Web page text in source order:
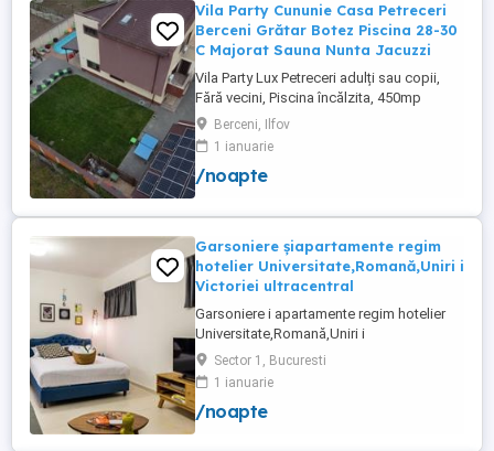
Vila Party Cununie Casa Petreceri
Berceni Grătar Botez Piscina 28-30
C Majorat Sauna Nunta Jacuzzi
Vila Party Lux Petreceri adulți sau copii,
Fără vecini, Piscina încălzita, 450mp
S+P+2E lângă București ( Berceni- Ilfov) ,
asfalt, Uber Bolt ,pentru cazare regim
hotelier, petreceri copii, pool party 30 ,
onomastici , nunti , botezuri, team building
party, ...
Berceni, Ilfov
1 ianuarie
/noapte
Garsoniere șiapartamente regim
hotelier Universitate,Romană,Uniri i
Victoriei ultracentral
Garsoniere i apartamente regim hotelier
Universitate,Romană,Uniri i
Victoriei,renovate recent i utilate complet.
Preț: De la 120-200 lei pentru 3 ore Preț
garsoniere 120-200 lei pentru noapte Preț
apartamente 200-300 lei pentru noapte
Sector 1, Bucuresti
1 ianuarie
/noapte